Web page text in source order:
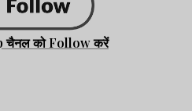
चैनल को Follow करें